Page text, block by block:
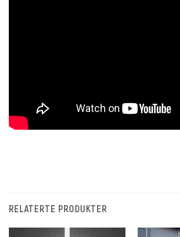
RELATERTE PRODUKTER